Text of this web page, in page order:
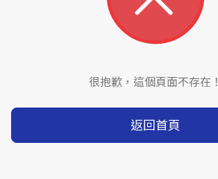
很抱歉，這個頁面不存在！
返回首頁